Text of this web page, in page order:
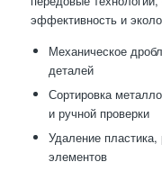
эффективность и
Механическое
деталей
Сортировка
и ручной проверки
Удаление
элементов